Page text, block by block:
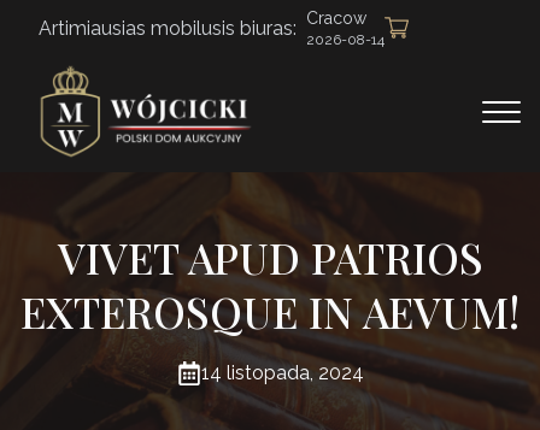
Artimiausias mobilusis biuras: Cracow
2026-08-14
VIVET APUD PATRIOS
EXTEROSQUE IN AEVUM!
14 listopada, 2024